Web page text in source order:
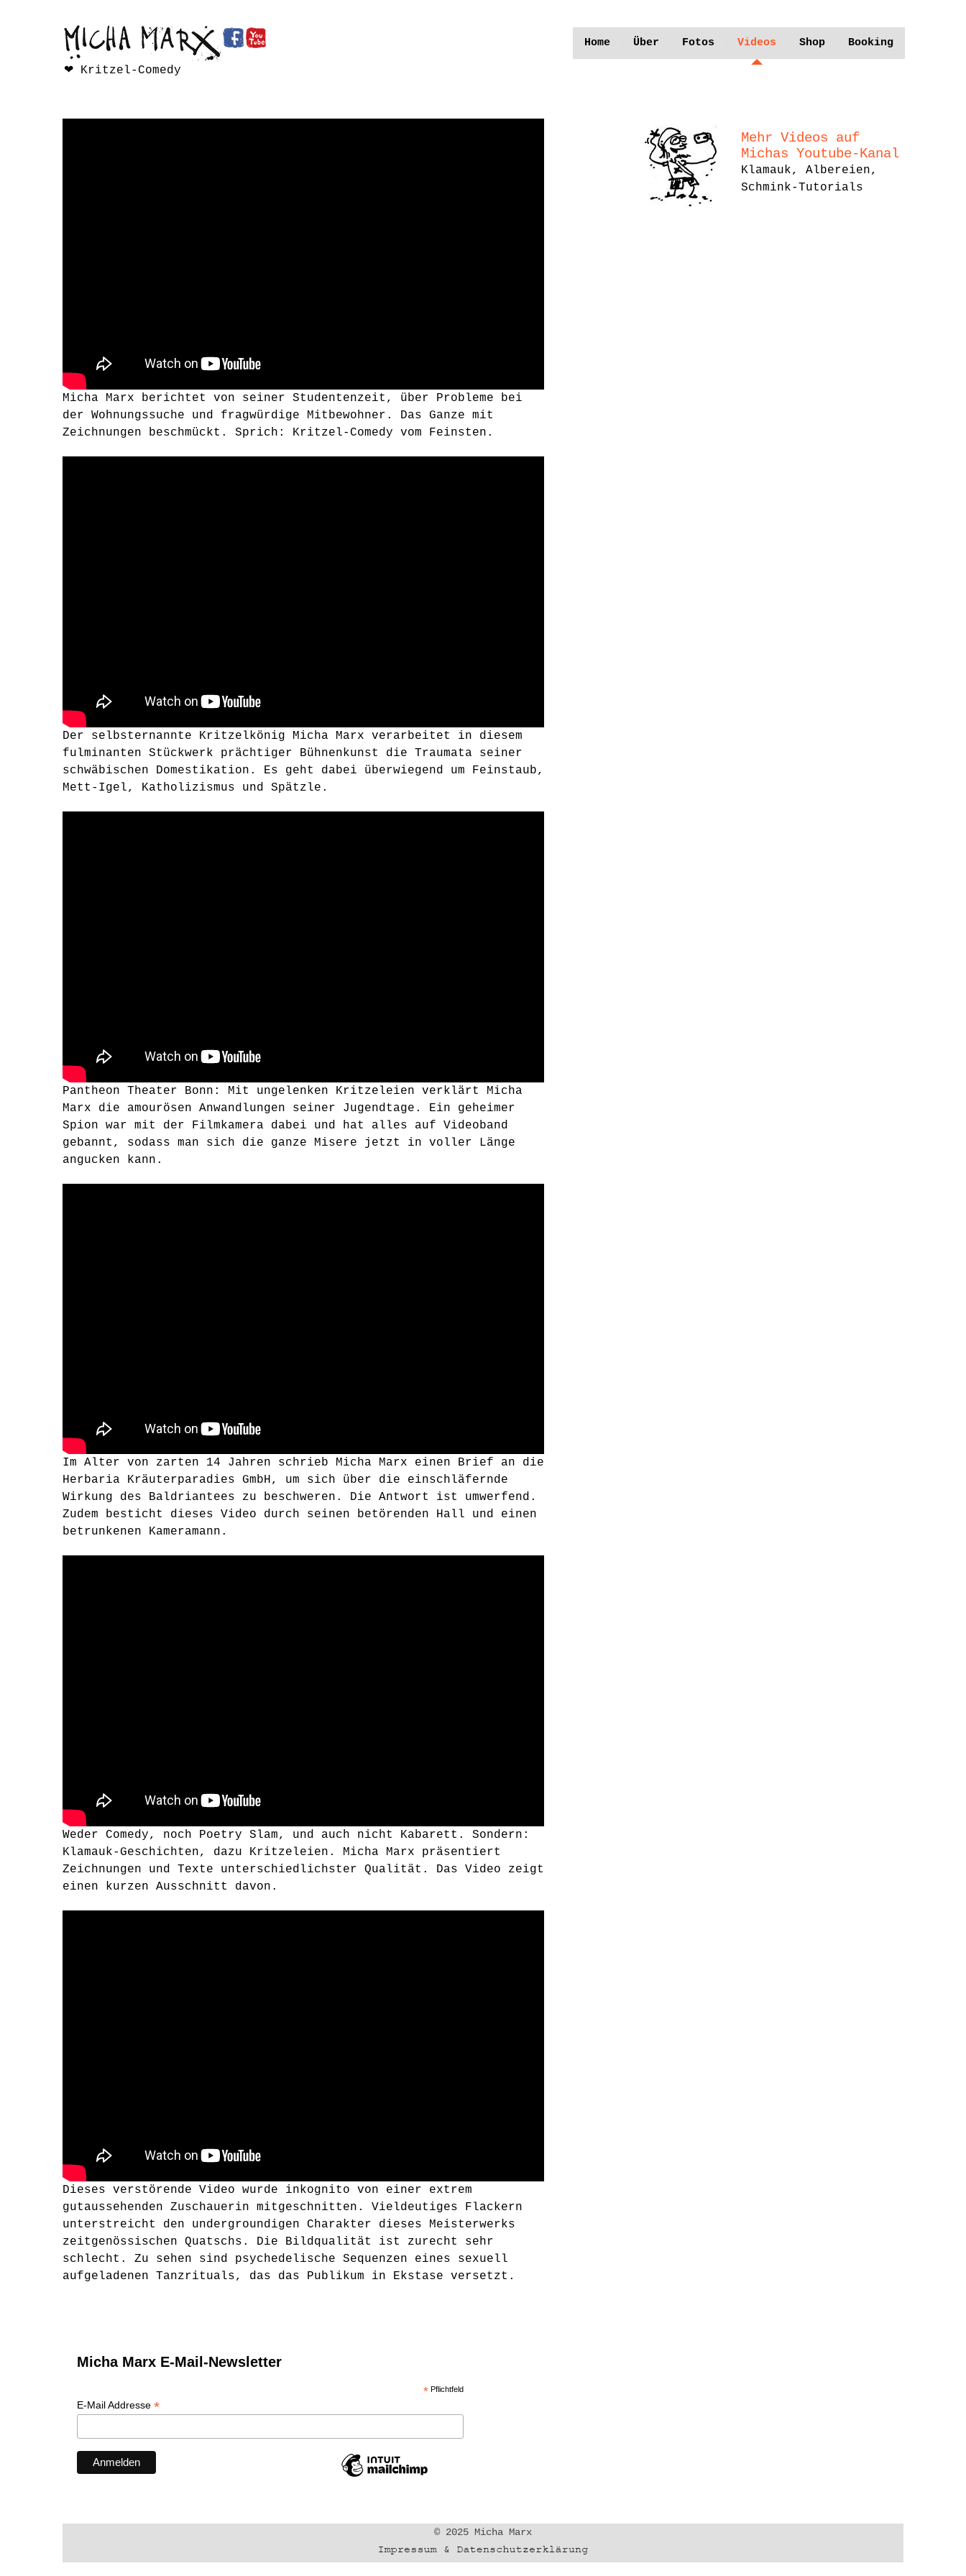
❤ Kritzel-Comedy
Home Über Fotos Videos Shop Booking
Micha Marx berichtet von seiner Studentenzeit, über Probleme bei
der Wohnungssuche und fragwürdige Mitbewohner. Das Ganze mit
Zeichnungen beschmückt. Sprich: Kritzel-Comedy vom Feinsten.
Der selbsternannte Kritzelkönig Micha Marx verarbeitet in diesem
fulminanten Stückwerk prächtiger Bühnenkunst die Traumata seiner
schwäbischen Domestikation. Es geht dabei überwiegend um Feinstaub,
Mett-Igel, Katholizismus und Spätzle.
Pantheon Theater Bonn: Mit ungelenken Kritzeleien verklärt Micha
Marx die amourösen Anwandlungen seiner Jugendtage. Ein geheimer
Spion war mit der Filmkamera dabei und hat alles auf Videoband
gebannt, sodass man sich die ganze Misere jetzt in voller Länge
angucken kann.
Im Alter von zarten 14 Jahren schrieb Micha Marx einen Brief an die
Herbaria Kräuterparadies GmbH, um sich über die einschläfernde
Wirkung des Baldriantees zu beschweren. Die Antwort ist umwerfend.
Zudem besticht dieses Video durch seinen betörenden Hall und einen
betrunkenen Kameramann.
Weder Comedy, noch Poetry Slam, und auch nicht Kabarett. Sondern:
Klamauk-Geschichten, dazu Kritzeleien. Micha Marx präsentiert
Zeichnungen und Texte unterschiedlichster Qualität. Das Video zeigt
einen kurzen Ausschnitt davon.
Dieses verstörende Video wurde inkognito von einer extrem
gutaussehenden Zuschauerin mitgeschnitten. Vieldeutiges Flackern
unterstreicht den undergroundigen Charakter dieses Meisterwerks
zeitgenössischen Quatschs. Die Bildqualität ist zurecht sehr
schlecht. Zu sehen sind psychedelische Sequenzen eines sexuell
aufgeladenen Tanzrituals, das das Publikum in Ekstase versetzt.
Mehr Videos auf
Michas Youtube-Kanal
Klamauk, Albereien,
Schmink-Tutorials
Micha Marx E-Mail-Newsletter
*Pflichtfeld
E-Mail Addresse *
© 2025 Micha Marx